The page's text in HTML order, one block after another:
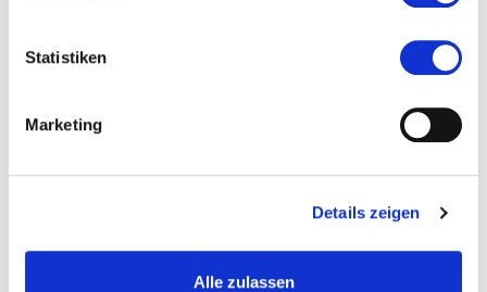
Statistiken
Marketing
Details zeigen
Alle zulassen